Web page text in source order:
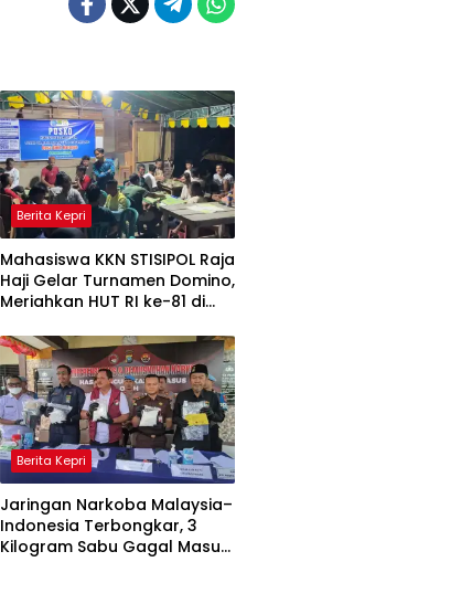
Berita Kepri
Mahasiswa KKN STISIPOL Raja
Haji Gelar Turnamen Domino,
Meriahkan HUT RI ke-81 di
Berita Kepri
Jaringan Narkoba Malaysia–
Indonesia Terbongkar, 3
Kilogram Sabu Gagal Masuk